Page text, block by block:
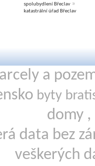
spolubydlení Břeclav »
katastrální úřad Břeclav
a
byty
domy ,
data bez
veškerých